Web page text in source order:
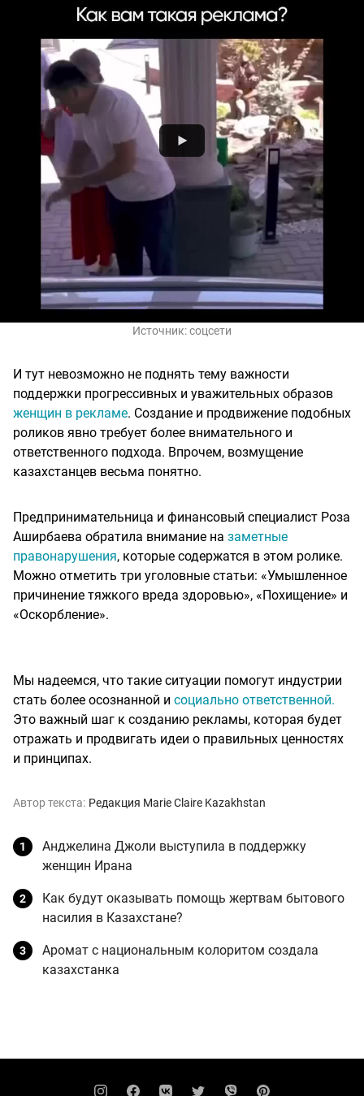
Источник:соцсети
И тут невозможно не поднять тему важности
поддержки прогрессивных и уважительных образов
женщин в рекламе. Создание и продвижение подобных
роликов явно требует более внимательного и
ответственного подхода. Впрочем, возмущение
казахстанцев весьма понятно.
Предпринимательница и финансовый специалист Роза
Аширбаева обратила внимание на заметные
правонарушения, которые содержатся в этом ролике.
Можно отметить три уголовные статьи: «Умышленное
причинение тяжкого вреда здоровью», «Похищение» и
«Оскорбление».
Мы надеемся, что такие ситуации помогут индустрии
стать более осознанной и социально ответственной.
Это важный шаг к созданию рекламы, которая будет
отражать и продвигать идеи о правильных ценностях
и принципах.
Автор текста: Редакция Marie Claire Kazakhstan
Анджелина Джоли выступила в поддержку
женщин Ирана
Как будут оказывать помощь жертвам бытового
насилия в Казахстане?
Аромат с национальным колоритом создала
казахстанка